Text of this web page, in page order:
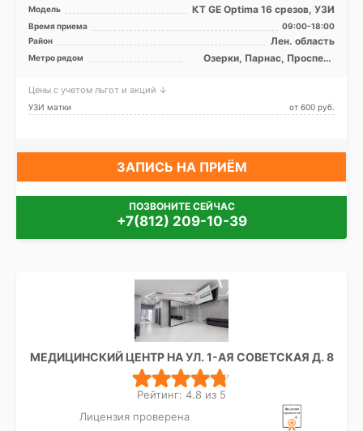
Модель
КТ GE Optima 16 срезов, УЗИ
Время приема
09:00-18:00
Район
Лен. область
Метро рядом
Озерки, Парнас, Проспект
Цены с учетом льгот и акций ↓
УЗИ матки от 600 pуб.
ЗАПИСЬ НА ПРИЁМ
ПОЗВОНИТЕ СЕЙЧАС
+7(812) 209-10-39
МЕДИЦИНСКИЙ ЦЕНТР НА УЛ. 1-АЯ СОВЕТСКАЯ Д. 8
Рейтинг: 4.8 из 5
Лицензия проверена